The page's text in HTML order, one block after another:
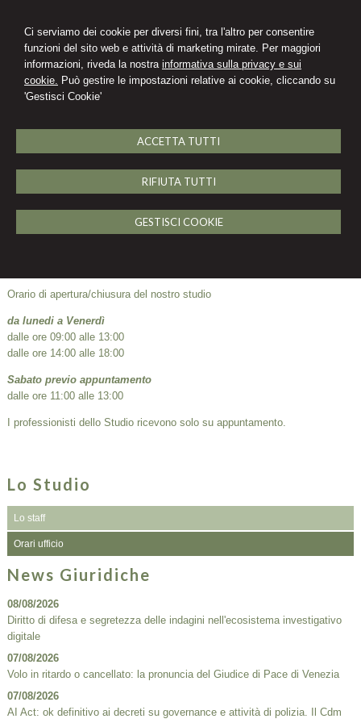
Ci serviamo dei cookie per diversi fini, tra l'altro per consentire
funzioni del sito web e attività di marketing mirate. Per maggiori
informazioni, riveda la nostra informativa sulla privacy e sui
cookie. Può gestire le impostazioni relative ai cookie, cliccando su
'Gestisci Cookie'
ACCETTA TUTTI
RIFIUTA TUTTI
GESTISCI COOKIE
Orario di apertura/chiusura del nostro studio
da lunedi a Venerdì
dalle ore 09:00 alle 13:00
dalle ore 14:00 alle 18:00
Sabato previo appuntamento
dalle ore 11:00 alle 13:00
I professionisti dello Studio ricevono solo su appuntamento.
Lo Studio
Lo staff
Orari ufficio
News Giuridiche
08/08/2026
Diritto di difesa e segretezza delle indagini nell'ecosistema investigativo
digitale
07/08/2026
Volo in ritardo o cancellato: la pronuncia del Giudice di Pace di Venezia
07/08/2026
AI Act: ok definitivo ai decreti su governance e attività di polizia. Il Cdm